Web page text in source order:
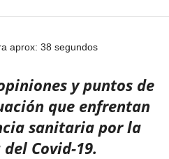
aprox: 38 segundos
y puntos de
que enfrentan
sanitaria por la
Covid-19.